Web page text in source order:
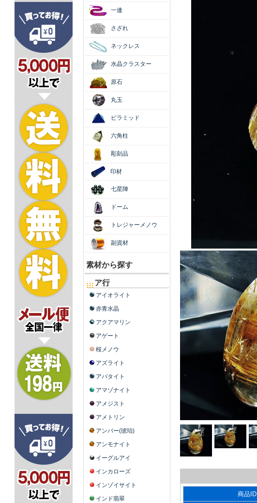
商品ID
一連
さざれ
ネックレス
水晶クラスター
原石
丸玉
ピラミッド
六角柱
彫刻品
印材
七星陣
ドーム
トレジャーメノウ
副資材
素材から探す
ア行
アイオライト
赤青水晶
アクアマリン
アゲート
桜メノウ
アズライト
アパタイト
アマゾナイト
アメジスト
アメトリン
アンバー(琥珀)
アンモナイト
イーグルアイ
インカローズ
インゾイサイト
インド翡翠